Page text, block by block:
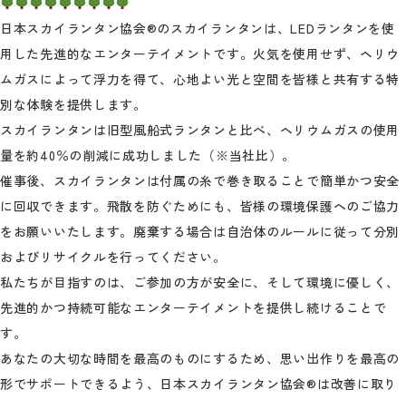
日本スカイランタン協会®のスカイランタンは、LEDランタンを使
用した先進的なエンターテイメントです。火気を使用せず、ヘリウ
ムガスによって浮力を得て、心地よい光と空間を皆様と共有する特
別な体験を提供します。
スカイランタンは旧型風船式ランタンと比べ、ヘリウムガスの使用
量を約40％の削減に成功しました（※当社比）。
催事後、スカイランタンは付属の糸で巻き取ることで簡単かつ安全
に回収できます。飛散を防ぐためにも、皆様の環境保護へのご協力
をお願いいたします。廃棄する場合は自治体のルールに従って分別
およびリサイクルを行ってください。
私たちが目指すのは、ご参加の方が安全に、そして環境に優しく、
先進的かつ持続可能なエンターテイメントを提供し続けることで
す。
あなたの大切な時間を最高のものにするため、思い出作りを最高の
形でサポートできるよう、日本スカイランタン協会®は改善に取り